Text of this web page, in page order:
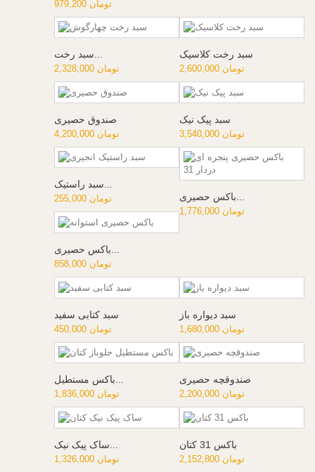
979,200 تومان
سبد رخت کلاسیک
2,600,000 تومان
سبد رخت...
2,328,000 تومان
سبد پیک نیک
3,540,000 تومان
صندوق حصیری
4,200,000 تومان
1,776,000 تومان
سبد راستیک...
255,000 تومان
858,000 تومان
سبد دیواره باز
1,680,000 تومان
سبد کتابی سفید
450,000 تومان
صندوقچه حصیری
2,200,000 تومان 1,836,000 تومان
باکس 31 کتان
2,152,800 تومان 1,326,000 تومان